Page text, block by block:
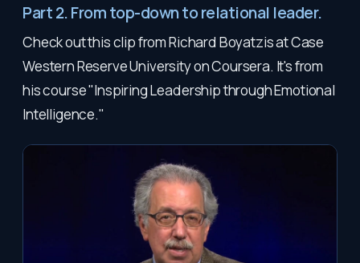
Part 2. From top-down to relational leader.
Check out this clip from Richard Boyatzis at Case
Western Reserve University on Coursera. It's from
his course "Inspiring Leadership through Emotional
Intelligence."